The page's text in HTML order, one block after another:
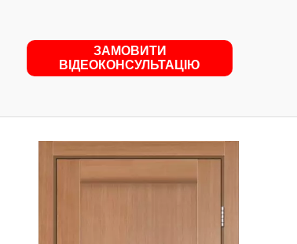
ЗАМОВИТИ
ВІДЕОКОНСУЛЬТАЦІЮ